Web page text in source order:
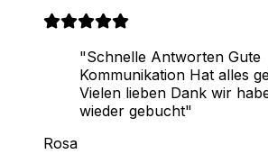
"Schnelle Antworten Gute
Kommunikation Hat alles
Vielen lieben Dank wir
wieder gebucht"
Rosa